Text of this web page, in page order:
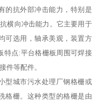
的抗外部冲击能力，特别是
横向冲击能力。它主要用于
可选用，轴承美观，装置方
特点:平台格栅板周围可焊接
件等配件。
型城市污水处理厂钢格栅或
格栅。这种类型的格栅是由